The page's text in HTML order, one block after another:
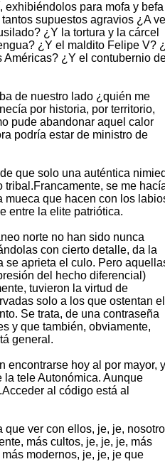
para mofa y befa
supuestos agravios ¿A
¿Y la tortura y la cárcel
¿Y el maldito Felipe V?
¿Y el contubernio
de nuestro lado ¿quién me
por historia, por territorio,
pude abandonar aquel calor
podría estar de ministro de
que solo una auténtica
se me
que hacen con los
entre la elite patriótica.
norte no han sido nunca
con cierto detalle, da la
se aprieta el culo. Pero
del hecho diferencial)
tuvieron la virtud de
solo a los que ostentan el
Se trata, de una contraseña
y que también, obviamente,
general.
encontrarse hoy al por mayor, y
la tele Autonómica. Aunque
al código está al
ver con ellos, je, je,
más cultos, je, je, je, más
modernos, je, je, je que